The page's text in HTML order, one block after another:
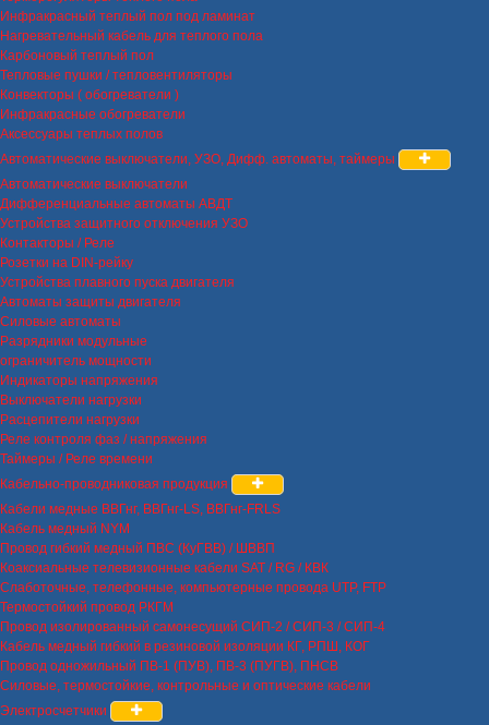
Инфракрасный теплый пол под ламинат
Нагревательный кабель для теплого пола
Карбоновый теплый пол
Тепловые пушки / тепловентиляторы
Конвекторы ( обогреватели )
Инфракрасные обогреватели
Аксессуары теплых полов
Автоматические выключатели, УЗО, Дифф. автоматы, таймеры
Автоматические выключатели
Дифференциальные автоматы АВДТ
Устройства защитного отключения УЗО
Контакторы / Реле
Розетки на DIN-рейку
Устройства плавного пуска двигателя
Автоматы защиты двигателя
Силовые автоматы
Разрядники модульные
ограничитель мощности
Индикаторы напряжения
Выключатели нагрузки
Расцепители нагрузки
Реле контроля фаз / напряжения
Таймеры / Реле времени
Кабельно-проводниковая продукция
Кабели медные ВВГнг, ВВГнг-LS, ВВГнг-FRLS
Кабель медный NYM
Провод гибкий медный ПВС (КуГВВ) / ШВВП
Коаксиальные телевизионные кабели SAT / RG / КВК
Слаботочные, телефонные, компьютерные провода UTP, FTP
Термостойкий провод РКГМ
Провод изолированный самонесущий СИП-2 / СИП-3 / СИП-4
Кабель медный гибкий в резиновой изоляции КГ, РПШ, КОГ
Провод одножильный ПВ-1 (ПУВ), ПВ-3 (ПУГВ), ПНСВ
Силовые, термостойкие, контрольные и оптические кабели
Электросчетчики